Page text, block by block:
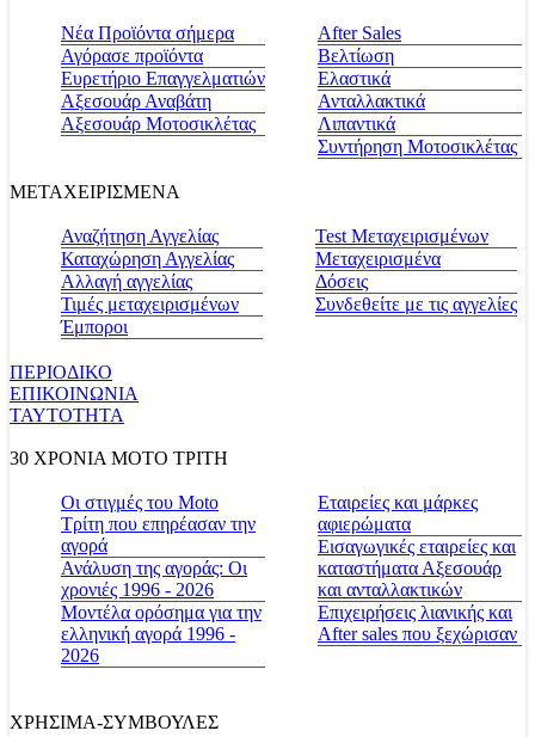
Νέα Προϊόντα σήμερα
Αγόρασε προϊόντα
Ευρετήριο Επαγγελματιών
Αξεσουάρ Αναβάτη
Αξεσουάρ Μοτοσικλέτας
Αfter Sales
Βελτίωση
Ελαστικά
Ανταλλακτικά
Λιπαντικά
Συντήρηση Μοτοσικλέτας
ΜΕΤΑΧΕΙΡΙΣΜΕΝΑ
Αναζήτηση Αγγελίας
Καταχώρηση Αγγελίας
Αλλαγή αγγελίας
Τιμές μεταχειρισμένων
Έμποροι
Test Μεταχειρισμένων
Μεταχειρισμένα
Δόσεις
Συνδεθείτε με τις αγγελίες
ΠΕΡΙΟΔΙΚΟ
ΕΠΙΚΟΙΝΩΝΙΑ
ΤΑΥΤΟΤΗΤΑ
30 ΧΡΟΝΙΑ MOTO ΤΡΙΤΗ
Οι στιγμές του Moto
Τρίτη που επηρέασαν την
αγορά
Ανάλυση της αγοράς: Οι
χρονιές 1996 - 2026
Μοντέλα ορόσημα για την
ελληνική αγορά 1996 -
2026
Εταιρείες και μάρκες
αφιερώματα
Εισαγωγικές εταιρείες και
καταστήματα Αξεσουάρ
και ανταλλακτικών
Επιχειρήσεις λιανικής και
After sales που ξεχώρισαν
ΧΡΗΣΙΜΑ-ΣΥΜΒΟΥΛΕΣ